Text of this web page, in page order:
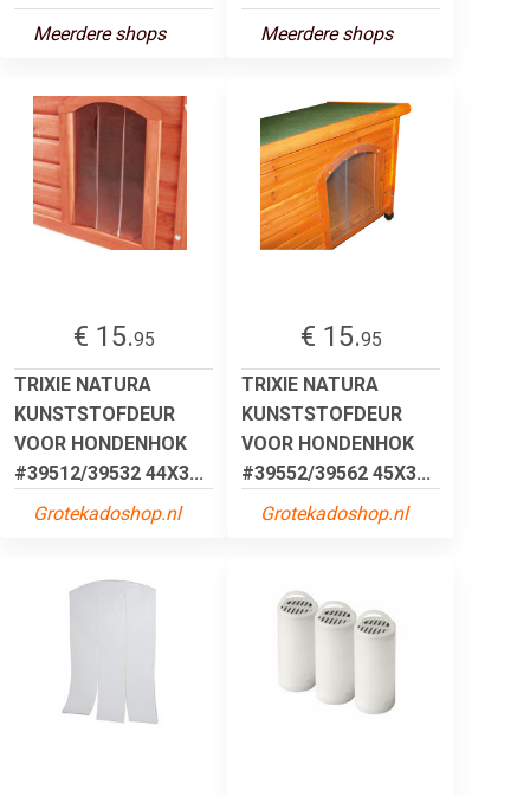
Meerdere shops Meerdere shops
€ 15.95
TRIXIE NATURA
KUNSTSTOFDEUR
VOOR HONDENHOK
#39512/39532 44X3...
Grotekadoshop.nl
€ 15.95
TRIXIE NATURA
KUNSTSTOFDEUR
VOOR HONDENHOK
#39552/39562 45X3...
Grotekadoshop.nl